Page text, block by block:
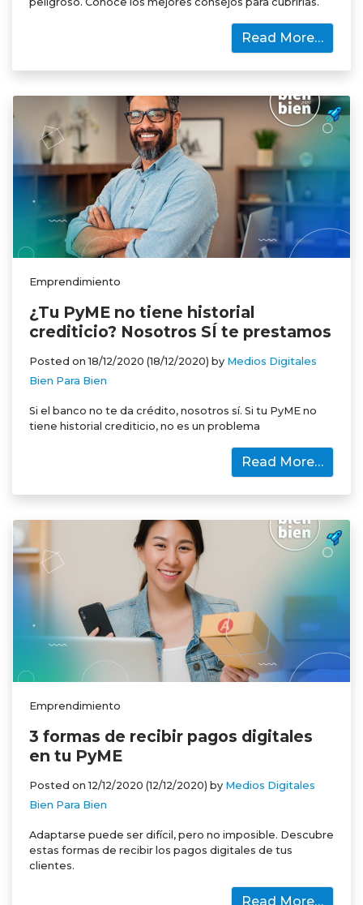
Read More…
Emprendimiento
¿Tu PyME no tiene historial
crediticio? Nosotros SÍ te prestamos
Posted on18/12/2020 (18/12/2020) by Medios Digitales
Bien Para Bien
Si el banco no te da crédito, nosotros sí. Si tu PyME no
tiene historial crediticio, no es un problema
Read More…
Emprendimiento
3 formas de recibir pagos digitales
en tu PyME
Posted on12/12/2020 (12/12/2020) by Medios Digitales
Bien Para Bien
Adaptarse puede ser difícil, pero no imposible. Descubre
estas formas de recibir los pagos digitales de tus
clientes.
Read More…